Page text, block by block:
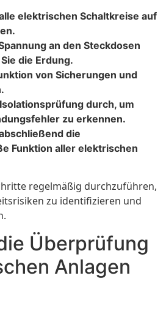
elektrischen Schaltkreise auf
an den Steckdosen
die Erdung.
von Sicherungen und
durch, um
zu erkennen.
die
Funktion aller elektrischen
regelmäßig durchzuführen,
zu identifizieren und
Überprüfung
Anlagen